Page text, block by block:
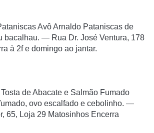
Avô Arnaldo Pataniscas de
bacalhau. — Rua Dr. José Ventura, 178
à 2f e domingo ao jantar.
Tosta de Abacate e Salmão Fumado
ovo escalfado e cebolinho. —
65, Loja 29 Matosinhos Encerra